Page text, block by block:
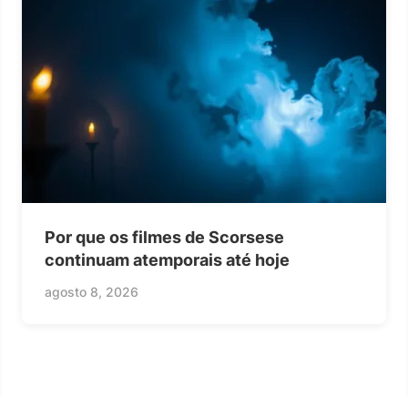
Por que os filmes de Scorsese
continuam atemporais até hoje
agosto 8, 2026